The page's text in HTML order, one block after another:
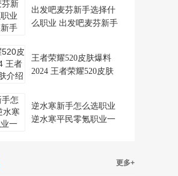
出发吧麦芬新手选择什
么职业 出发吧麦芬新手
王者荣耀520皮肤爆料
2024 王者荣耀520皮肤
逆水寒新手怎么选职业
逆水寒平民零氪职业一
更多+